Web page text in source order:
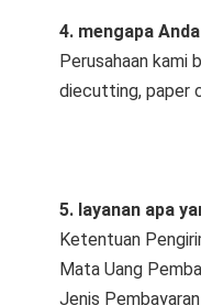
4. mengapa
Perusahaan kami
diecutting, paper
5. layanan apa
Ketentuan
Mata Uang
Jenis